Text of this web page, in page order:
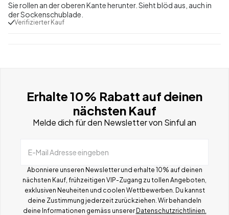
Sie rollen an der oberen Kante herunter. Sieht blöd aus, auch in
der Sockenschublade.
Verifizierter Kauf
Erhalte 10% Rabatt auf deinen
nächsten Kauf
Melde dich für den Newsletter von Sinful an
E-Mail Adresse eingeben
Abonniere unseren Newsletter und erhalte 10% auf deinen
nächsten Kauf, frühzeitigen VIP-Zugang zu tollen Angeboten,
exklusiven Neuheiten und coolen Wettbewerben. Du kannst
deine Zustimmung jederzeit zurückziehen. Wir behandeln
deine Informationen gemäss unserer Datenschutzrichtlinien.